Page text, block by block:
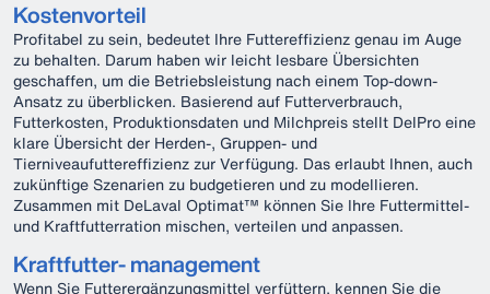
Kostenvorteil
Profitabel zu sein, bedeutet Ihre Futtereffizienz genau im Auge
zu behalten. Darum haben wir leicht lesbare Übersichten
geschaffen, um die Betriebsleistung nach einem Top-down-
Ansatz zu überblicken. Basierend auf Futterverbrauch,
Futterkosten, Produktionsdaten und Milchpreis stellt DelPro eine
klare Übersicht der Herden-, Gruppen- und
Tierniveaufuttereffizienz zur Verfügung. Das erlaubt Ihnen, auch
zukünftige Szenarien zu budgetieren und zu modellieren.
Zusammen mit DeLaval Optimat™ können Sie Ihre Futtermittel-
und Kraftfutterration mischen, verteilen und anpassen.
Kraftfutter- management
Wenn Sie Futterergänzungsmittel verfüttern, kennen Sie die